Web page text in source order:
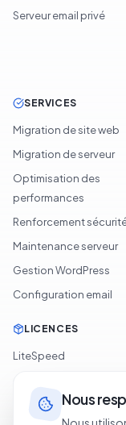
Serveur email privé
SERVICES
Migration de site web
Migration de serveur
Optimisation des
performances
Renforcement
Maintenance serveur
Gestion WordPress
Configuration email
LICENCES
LiteSpeed
SoftaculousNous